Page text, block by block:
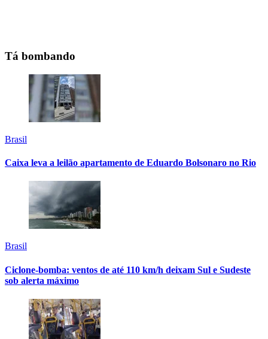
Tá bombando
Brasil
Caixa leva a leilão apartamento de Eduardo Bolsonaro no Rio
Brasil
Ciclone-bomba: ventos de até 110 km/h deixam Sul e Sudeste
sob alerta máximo